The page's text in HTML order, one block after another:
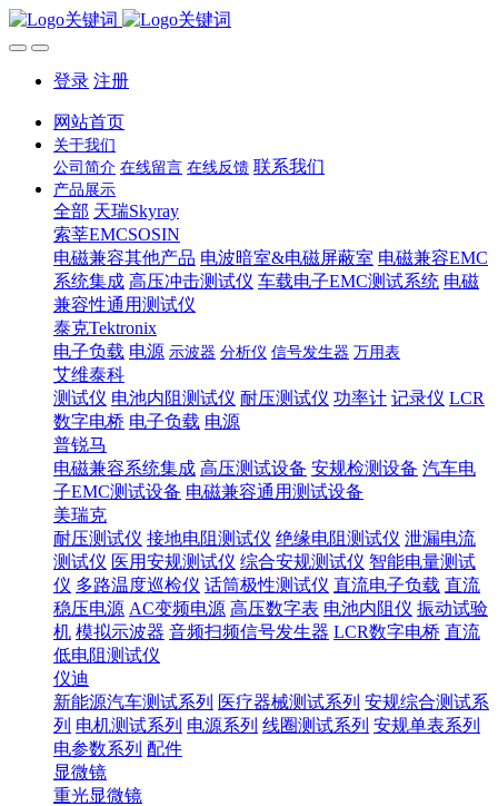
登录 注册
网站首页
关于我们
公司简介 在线留言 在线反馈 联系我们
产品展示
全部 天瑞Skyray
索莘EMCSOSIN
电磁兼容其他产品 电波暗室&电磁屏蔽室 电磁兼容EMC
系统集成 高压冲击测试仪 车载电子EMC测试系统 电磁
兼容性通用测试仪
泰克Tektronix
电子负载 电源 示波器 分析仪 信号发生器 万用表
艾维泰科
测试仪 电池内阻测试仪 耐压测试仪 功率计 记录仪 LCR
数字电桥 电子负载 电源
普锐马
电磁兼容系统集成 高压测试设备 安规检测设备 汽车电
子EMC测试设备 电磁兼容通用测试设备
美瑞克
耐压测试仪 接地电阻测试仪 绝缘电阻测试仪 泄漏电流
测试仪 医用安规测试仪 综合安规测试仪 智能电量测试
仪 多路温度巡检仪 话筒极性测试仪 直流电子负载 直流
稳压电源 AC变频电源 高压数字表 电池内阻仪 振动试验
机 模拟示波器 音频扫频信号发生器 LCR数字电桥 直流
低电阻测试仪
仪迪
新能源汽车测试系列 医疗器械测试系列 安规综合测试系
列 电机测试系列 电源系列 线圈测试系列 安规单表系列
电参数系列 配件
显微镜
重光显微镜